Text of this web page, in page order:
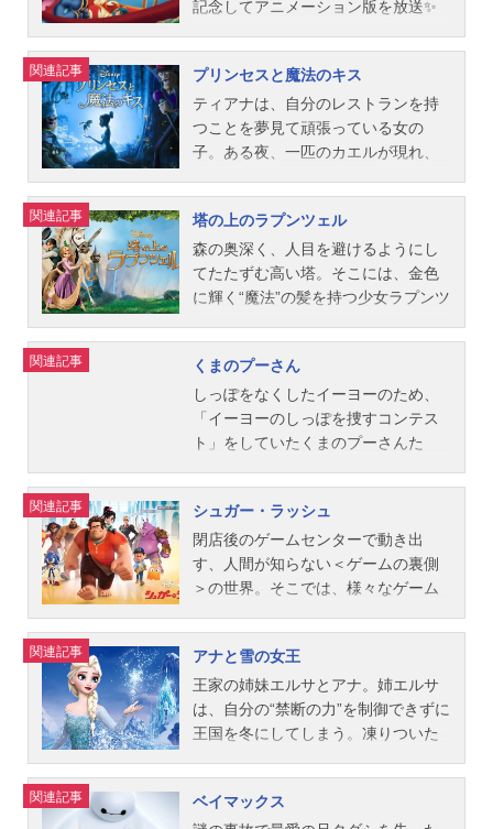
ナレーター：森繁久彌スタッフ監
ン・マスカー製作：ロン・クレメン
ツ、アリス・デューイ、ジョン・マ
スカー音楽：アラン・メンケン美術
監督：アンディ・ガスキル主題歌
「ゴ...
寺宏一シャン隊長：園岡新太郎シャ
周夫皇帝：小林修スタッフ監督：ト
ニー・バンクロフト、バリー・クッ
ク製作：パム・コーツ脚本：リタ・
シャオ、クリストファー・サンダー
ス、フィリップ・ラゼブニック、レ
ボストウィック・シンガー音楽：マ
シュー・ワイルダーオリジナルスコ
ア作曲・指揮：ジェリー・ゴールド
スミス主題歌「リフレクション」
伊...
社会”という2つの世界に引き裂かれ
探し求めるターザンの心の冒険をダ
イナミックに描き出します。作品名
ターザン放送形態劇場版アニメスケ
ジュール1999年12月18日（土）キャ
ストターザン：金城武少年時代のタ
ー：すずきまゆみターク：土居裕子
クレイトン：銀河万丈カーラ：藤田
淑子カーチャック：内海賢二タント
ー：玄田哲章スタッフ監督：ケヴィ
ン・リマ、クリス・バック製作：ボ
フィー、ボブ・ツディカー、ノニ・
ホワイト原作：エドガー・ライス・
バローズ作曲：マーク・マンシーナ
曲・ボーカル：フィル・コリン...
様放送形態劇場版アニメスケジュー
スコ：藤原竜也パチャ：楠見尚己イ
ズマ：京田尚子クロンク：堀内賢雄
スタッフ監督：マーク・ディンダル
脚本：デヴィッド・レイノルズ製
作：ランディ・フルマー製作総指
ブニー、デヴィッド・ハートリー主
題歌「ラッキー☆ムーチョ」ムーチ
ョ☆ヒデキ（西城秀樹）公開開始年
＆季節2001アニメ映画(C)Disney『ラ
マになった王様』公式Twitter動画配
サービスのプロモーションが含まれ
ています。※詳細や最新の配信情報
は配信サービス公式サイトをご確認
ください。DMMTV月額550円（税
込）で新作アニメから懐かしの名作
バイス対応で、会員限定のお得な特
典も盛りだくさん。動画を見る
記念してアニメーション版を放送✨
のエイリアン【スティッチ】の絆を
描いた家族の物語?pic.twitter.com/CN
xIE68erX—アンク＠金曜ロードショ
ー公式(@kinro_ntv)May8,2025ハワ
イのカウアイ島に住むリロは、親の
暮らしの彼女は、友達もなく孤独な
日々を送っていました。ある日、リ
ロは不思議な生き物と出会い、ステ
ィッチと名づけて家族にします。し
かし、スティッチは手のつけられな
ばかり。実は、スティッチは宇宙か
らの逃亡者で、遺伝子実験で“創られ
た”エイリアンだったのです。リロの
寄せる愛情が理解できず、行く先々
でトラブルを巻き起こすスティッ
捨てませんでした。「スティッチは
家族(オハナ)。家族ならいつまでも一
緒だよ」。リロの言葉は愛を知らな
いはずのスティッチの心を少しずつ
開いていきます。しかし、二人の間
とき、運命は彼らを永遠に引き裂こ
うとするのです・・・。作品名リ
ロ・アンド・スティッチ放送形態劇
場版アニメスケジュール...
関連記事
プリンセスと魔法のキス
ティアナは、自分のレストランを持
つことを夢見て頑張っている女の
子。ある夜、一匹のカエルが現れ、
王子で、キスで呪いは解ける、と告
げます。勇気を振り絞ってキスする
ティアナですが、彼女自身がカエル
に変身してしまい…。果たして2人は
無事人間に戻れるのでしょうか？作
態劇場版アニメシリーズディズニー
映画スケジュール2010年3月6日
（土）キャストティアナ：鈴木ほの
かナヴィーン王子：丹宗立峰ファシ
リエ：安崎求ママ・オーディ：荒井
ト：三瓶由布子ローレンス：石住昭
彦レイ：駒田一ルイス：小林アトム
ジェームズ：三上市朗ユードラ：杉
村理加スタッフ監督：ジョン・マス
カー、ロン・クレメンツ製作：ピー
ジョン・ラセター脚本：ロブ・エド
ワーズ、ジョン・マスカー、ロン・
クレメンツ美術監督：イアン・グッ
ディング音楽：ランディ・ニューマ
ン主題歌ED：「NeverKnewINeede
メ映画(C)Disney『プリンセスと魔法
のキス』公式サイト「ディズニー」
関連記事
塔の上のラプンツェル
森の奥深く、人目を避けるようにし
てたたずむ高い塔。そこには、金色
に輝く“魔法”の髪を持つ少女ラプンツ
度も塔の外に出たことがないラプン
ツェルは、毎年自分の誕生日になる
と夜空を舞うたくさんの灯りに、特
別な想いを抱き、今年こそは塔を出
て、灯りの本当の意味を知りたいと
に現れた大泥棒フリンと共に、つい
に新しい世界への一歩を踏み出しま
す。初めての自由、冒険、恋、そし
て、彼女自身の秘められた真実が解
き明かされ…。作品名塔の上のラプ
ーズディズニー映画スケジュール201
1年3月12日（土）キャストラプンツ
ェル：中川翔子（歌：小此木麻里）
ラプンツェル（幼少）：諸星すみれ
フリン・ライダー（ユージーン・フ
ル：剣幸フックハンド：岡田誠ビッ
グノーズ：石原慎一警護隊長：佐山
関連記事
くまのプーさん
しっぽをなくしたイーヨーのため、
「イーヨーのしっぽを捜すコンテス
ト」をしていたくまのプーさんた
ビンが謎の怪物にさらわれてしま
う。早速助けに向かうプーさんた
ち。しかし失敗ばかりしてしまい、
クリストファー・ロビンをなかなか
救出することができず……。作品名
メスケジュール2011年9月3日（土）
キャストプー：亀山助清（台詞）、
竹本敏彰（歌）ティガー：玄田哲章
イーヨー：石田太郎（台詞）、石塚
勇（歌）オウル：上田敏也（台
ー・ロビン：渡邉奏人ピグレット：
小形満カンガ：片岡富枝（台詞）、
関連記事
シュガー・ラッシュ
閉店後のゲームセンターで動き出
す、人間が知らない＜ゲームの裏側
＞の世界。そこでは、様々なゲーム
り、人生に悩んでたりしていた！？
長年演じてきた悪役に嫌気がさし、
自分のゲームを飛び出したラルフ
は、お菓子の国のレース・ゲーム“シ
ュガー・ラッシュ”で仲間はずれの少
ていく。しかし、ラルフの脱走はゲ
ームの世界にパニックを引き起こ
関連記事
アナと雪の女王
王家の姉妹エルサとアナ。姉エルサ
は、自分の“禁断の力”を制御できずに
王国を冬にしてしまう。凍りついた
のクリストフや“心温かい雪だるま”の
オラフと共に、エルサの後を追って
関連記事
ベイマックス